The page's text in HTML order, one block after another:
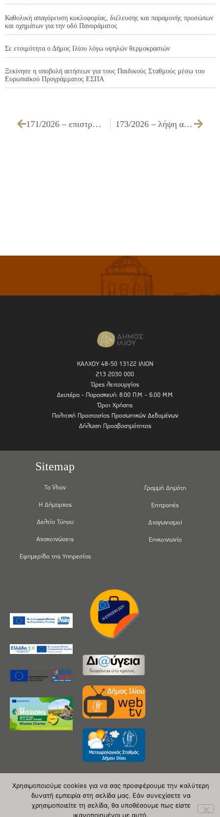
Καθολική απαγόρευση κυκλοφορίας, διέλευσης και παραμονής προσώπων
και οχημάτων για την οδό Πανοράματος
Σε ετοιμότητα ο Δήμος Ιλίου λόγω υψηλών θερμοκρασιών
Ξεκίνησε η υποβολή αιτήσεων για τους Παιδικούς Σταθμούς μέσω του
Ευρωπαϊκού Προγράμματος ΕΣΠΑ
171/2026 – επιστροφή αχρεωστήτως εισπραχθέντος ποσού στον Λ.Ι. κωδ. 73358 173/2026 – λήψη απόφασης περί έγκρισης πρότασης τροποποίησης χρήσεων γης στο Ο.Τ. Γ1476, του Εγκεκριμένου Ρυμοτομικού Σχεδίου βάσει του από 03-06-1987 Π.Δ. ΦΕΚ 631/Δ’/1987, σε τμήμα του Πάρκου «Αντώνης Τρίτσης
ΚΑΛΧΟΥ 48-50 13122 ΙΛΙΟΝ
213 2030 000
Ώρες λειτουργίας
Δευτέρα - Παρασκευή: 8.00 Π.Μ. - 6.00 Μ.Μ.
Όροι Χρήσης
Πολιτική Προστασίας Προσωπικών Δεδομένων
Δήλωση Προσβασιμότητας
Sitemap
Το Ίλιον
Η Δήμαρχος
Δελτία Τύπου
Ανακοινώσεις
Εφημερίδα της Υπηρεσίας
Γραμμή Δημότη
Επιτροπές
Διαγωνισμοί
Επικοινωνία
Copyright 2020 © Δήμος Ιλίου
Χρησιμοποιούμε cookies για να σας προσφέρουμε την καλύτερη
δυνατή εμπειρία στη σελίδα μας. Εάν συνεχίσετε να
χρησιμοποιείτε τη σελίδα, θα υποθέσουμε πως είστε
ικανοποιημένοι με αυτό.